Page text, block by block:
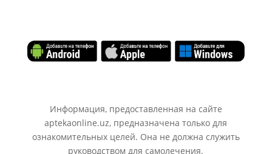
Информация, предоставленная на сайте
aptekaonline.uz, предназначена только для
ознакомительных целей. Она не должна служить
руководством для самолечения.